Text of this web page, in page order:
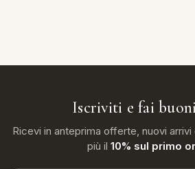
Iscriviti e fai
Ricevi in anteprima offerte, nuovi
più il 10% sul primo